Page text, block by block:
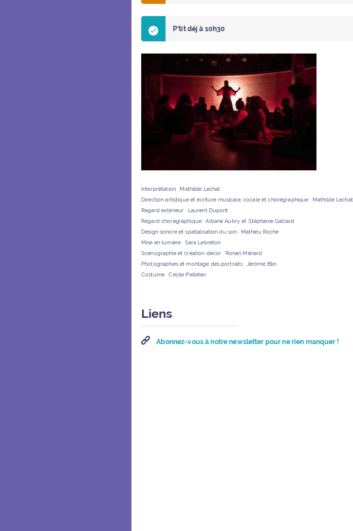
P’tit déj à 10h30
Interprétation : Mathilde Lechat
Direction artistique et écriture musicale, vocale et chorégraphique : Mathilde Lechat
Regard extérieur : Laurent Dupont
Regard chorégraphique : Albane Aubry et Stéphanie Gaillard
Design sonore et spatialisation du son : Mathieu Roche
Mise en lumière : Sara Lebreton
Scénographie et création décor : Ronan Ménard
Photographies et montage des portraits : Jérôme Blin
Costume : Cécile Pelletier
Liens
Abonnez-vous à notre newsletter pour ne rien manquer !